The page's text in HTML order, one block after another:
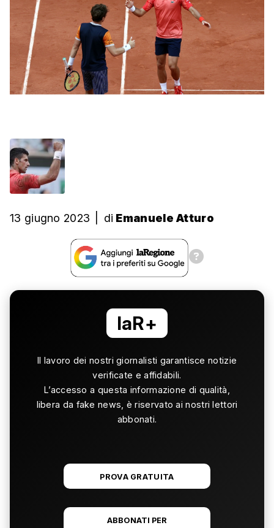
13 giugno 2023 di Emanuele Atturo
laR+
Il lavoro dei nostri giornalisti garantisce notizie
verificate e affidabili.
L’accesso a questa informazione di qualità,
libera da fake news, è riservato ai nostri lettori
abbonati.
PROVA GRATUITA
ABBONATI PER